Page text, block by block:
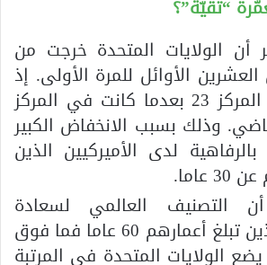
“تقيّة”؟
أن الولايات المتحدة خرجت من
الأوائل للمرة الأولى. إذ
تراجعت إلى المركز 23 بعدما كانت في المركز
وذلك بسبب الانخفاض الكبير
لدى الأميركيين الذين
التصنيف العالمي لسعادة
الأشخاص الذين تبلغ أعمارهم 60 عاما فما فوق
الولايات المتحدة في المرتبة